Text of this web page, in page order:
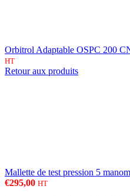
Orbitrol Adaptable OSPC 200
HT
Retour aux produits
Mallette de test pression 5
€295,00 HT